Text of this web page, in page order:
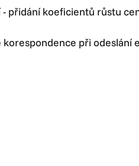
přidání koeficientů růstu
korespondence při odeslání